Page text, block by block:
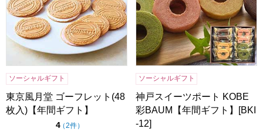
ソーシャルギフト
東京風月堂 ゴーフレット(48
枚入)【年間ギフト】
4点（5点満点中）
（2件の評価
）
ソーシャルギフト
神戸スイーツポート KOBE
彩BAUM【年間ギフト】[BKI
-12]